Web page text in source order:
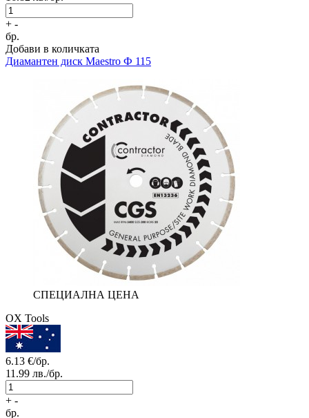
+ -
бр.
Добави в количката
Диамантен диск Maestro Ф 115
СПЕЦИАЛНА ЦЕНА
OX Tools
6.13 €/бр.
11.99 лв./бр.
+ -
бр.